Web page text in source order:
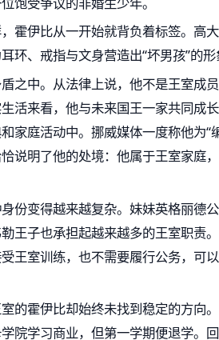
霍伊比从一开始就背负着标签。高
环、戒指与文身营造出“坏男孩”的
之中。从法律上说，他不是王室成
活来看，他与未来国王一家共同成
家庭活动中。挪威媒体一度称他为“
说明了他的处境：他属于王室家庭
份变得越来越复杂。妹妹英格丽德
王子也承担起越来越多的王室职责
王室训练，也不需要履行公务，可
的霍伊比却始终未找到稳定的方向
院学习商业，但第一学期便退学。